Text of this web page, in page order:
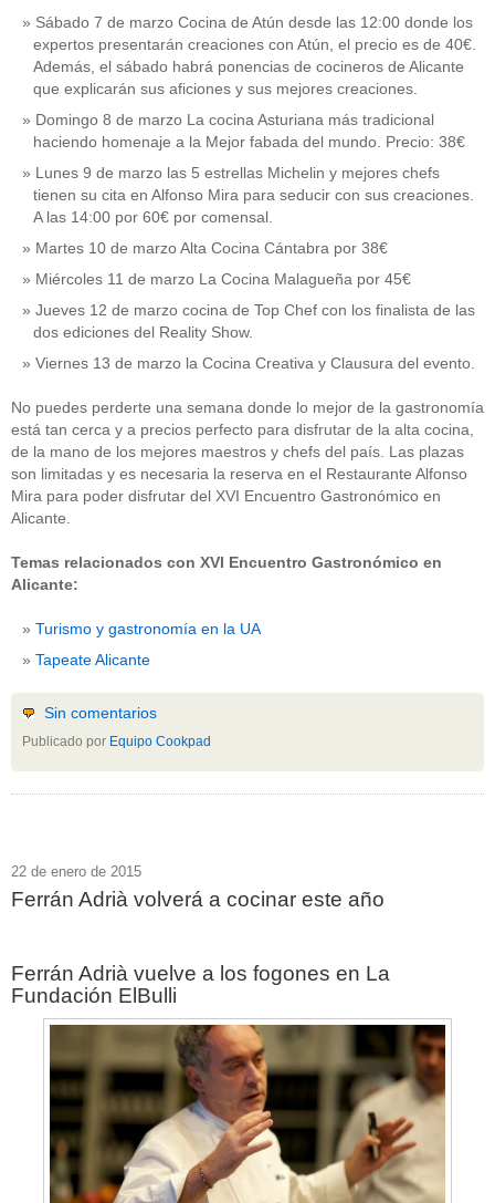
Sábado 7 de marzo Cocina de Atún desde las 12:00 donde los
expertos presentarán creaciones con Atún, el precio es de 40€.
Además, el sábado habrá ponencias de cocineros de Alicante
que explicarán sus aficiones y sus mejores creaciones.
Domingo 8 de marzo La cocina Asturiana más tradicional
haciendo homenaje a la Mejor fabada del mundo. Precio: 38€
Lunes 9 de marzo las 5 estrellas Michelin y mejores chefs
tienen su cita en Alfonso Mira para seducir con sus creaciones.
A las 14:00 por 60€ por comensal.
Martes 10 de marzo Alta Cocina Cántabra por 38€
Miércoles 11 de marzo La Cocina Malagueña por 45€
Jueves 12 de marzo cocina de Top Chef con los finalista de las
dos ediciones del Reality Show.
Viernes 13 de marzo la Cocina Creativa y Clausura del evento.
No puedes perderte una semana donde lo mejor de la gastronomía
está tan cerca y a precios perfecto para disfrutar de la alta cocina,
de la mano de los mejores maestros y chefs del país. Las plazas
son limitadas y es necesaria la reserva en el Restaurante Alfonso
Mira para poder disfrutar del XVI Encuentro Gastronómico en
Alicante.
Temas relacionados con XVI Encuentro Gastronómico en
Alicante:
Turismo y gastronomía en la UA
Tapeate Alicante
Sin comentarios
Publicado por Equipo Cookpad
22 de enero de 2015
Ferrán Adrià volverá a cocinar este año
Ferrán Adrià vuelve a los fogones en La
Fundación ElBulli